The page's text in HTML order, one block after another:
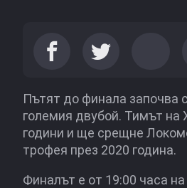
Пътят до финала започва
големия двубой. Тимът на
години и ще срещне
трофея през 2020 година.
Финалът е от 19:00 часа